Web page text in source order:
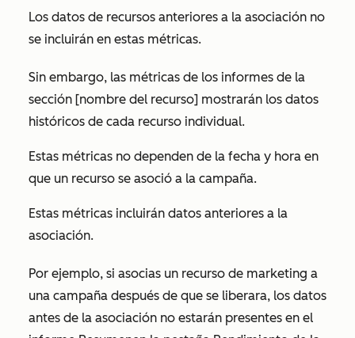
Los datos de recursos anteriores a la asociación no
se incluirán en estas métricas.
Sin embargo, las métricas de los informes de la
sección [nombre del recurso] mostrarán los datos
históricos de cada recurso individual.
Estas métricas no dependen de la fecha y hora en
que un recurso se asoció a la campaña.
Estas métricas incluirán datos anteriores a la
asociación.
Por ejemplo, si asocias un recurso de marketing a
una campaña después de que se liberara, los datos
antes de la asociación no estarán presentes en el